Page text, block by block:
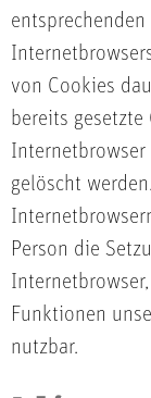
von Cookies
bereits
Internetbrowser
gelöscht
Person die
Funktionen
nutzbar.